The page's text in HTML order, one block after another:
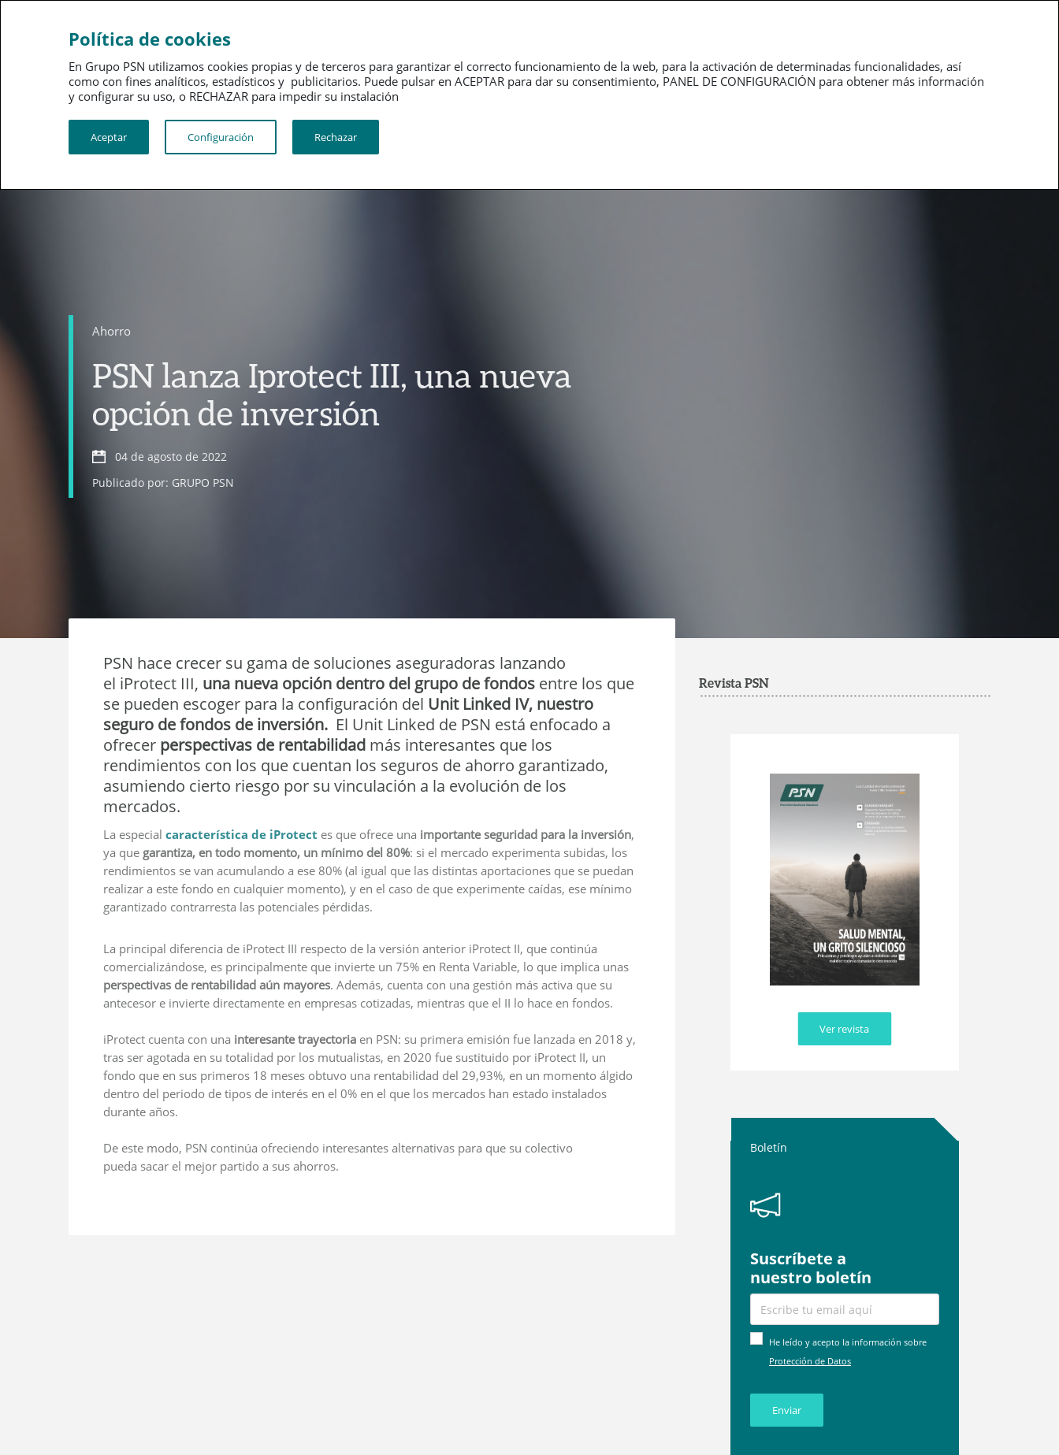
Ahorro
Ahorro
PSN lanza Iprotect III, una nueva
opción de inversión
04 de agosto de 2022
Publicado por: GRUPO PSN
PSN hace crecer su gama de soluciones aseguradoras lanzando
el iProtect III, una nueva opción dentro del grupo de fondos entre los que
se pueden escoger para la configuración del Unit Linked IV, nuestro
seguro de fondos de inversión. El Unit Linked de PSN está enfocado a
ofrecer perspectivas de rentabilidad más interesantes que los
rendimientos con los que cuentan los seguros de ahorro garantizado,
asumiendo cierto riesgo por su vinculación a la evolución de los
mercados.
La especial característica de iProtect es que ofrece una importante seguridad para la inversión,
ya que garantiza, en todo momento, un mínimo del 80%: si el mercado experimenta subidas, los
rendimientos se van acumulando a ese 80% (al igual que las distintas aportaciones que se puedan
realizar a este fondo en cualquier momento), y en el caso de que experimente caídas, ese mínimo
garantizado contrarresta las potenciales pérdidas.
La principal diferencia de iProtect III respecto de la versión anterior iProtect II, que continúa
comercializándose, es principalmente que invierte un 75% en Renta Variable, lo que implica unas
perspectivas de rentabilidad aún mayores. Además, cuenta con una gestión más activa que su
antecesor e invierte directamente en empresas cotizadas, mientras que el II lo hace en fondos.
iProtect cuenta con una interesante trayectoria en PSN: su primera emisión fue lanzada en 2018 y,
tras ser agotada en su totalidad por los mutualistas, en 2020 fue sustituido por iProtect II, un
fondo que en sus primeros 18 meses obtuvo una rentabilidad del 29,93%, en un momento álgido
dentro del periodo de tipos de interés en el 0% en el que los mercados han estado instalados
durante años.
De este modo, PSN continúa ofreciendo interesantes alternativas para que su colectivo
pueda sacar el mejor partido a sus ahorros.
Revista PSN
Ver revista
Boletín
Suscríbete a
nuestro boletín
He leído y acepto la información sobre
Protección de Datos
Enviar
Política de cookies
En Grupo PSN utilizamos cookies propias y de terceros para garantizar el correcto funcionamiento de la web, para la activación de determinadas funcionalidades, así
como con fines analíticos, estadísticos y publicitarios. Puede pulsar en ACEPTAR para dar su consentimiento, PANEL DE CONFIGURACIÓN para obtener más información
y configurar su uso, o RECHAZAR para impedir su instalación​​​​​​​
Aceptar Configuración Rechazar